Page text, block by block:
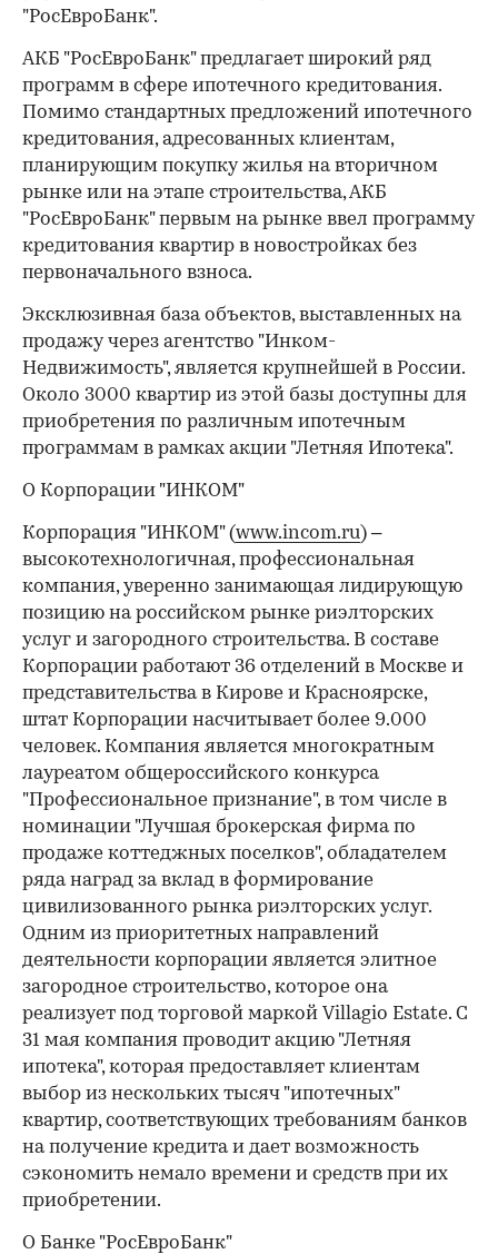
"РосЕвроБанк".
АКБ "РосЕвроБанк" предлагает широкий ряд
программ в сфере ипотечного кредитования.
Помимо стандартных предложений ипотечного
кредитования, адресованных клиентам,
планирующим покупку жилья на вторичном
рынке или на этапе строительства, АКБ
"РосЕвроБанк" первым на рынке ввел программу
кредитования квартир в новостройках без
первоначального взноса.
Эксклюзивная база объектов, выставленных на
продажу через агентство "Инком-
Недвижимость", является крупнейшей в России.
Около 3000 квартир из этой базы доступны для
приобретения по различным ипотечным
программам в рамках акции "Летняя Ипотека".
О Корпорации "ИНКОМ"
Корпорация "ИНКОМ" (www.incom.ru) –
высокотехнологичная, профессиональная
компания, уверенно занимающая лидирующую
позицию на российском рынке риэлторских
услуг и загородного строительства. В составе
Корпорации работают 36 отделений в Москве и
представительства в Кирове и Красноярске,
штат Корпорации насчитывает более 9.000
человек. Компания является многократным
лауреатом общероссийского конкурса
"Профессиональное признание", в том числе в
номинации "Лучшая брокерская фирма по
продаже коттеджных поселков", обладателем
ряда наград за вклад в формирование
цивилизованного рынка риэлторских услуг.
Одним из приоритетных направлений
деятельности корпорации является элитное
загородное строительство, которое она
реализует под торговой маркой Villagio Estate. С
31 мая компания проводит акцию "Летняя
ипотека", которая предоставляет клиентам
выбор из нескольких тысяч "ипотечных"
квартир, соответствующих требованиям банков
на получение кредита и дает возможность
сэкономить немало времени и средств при их
приобретении.
О Банке "РосЕвроБанк"